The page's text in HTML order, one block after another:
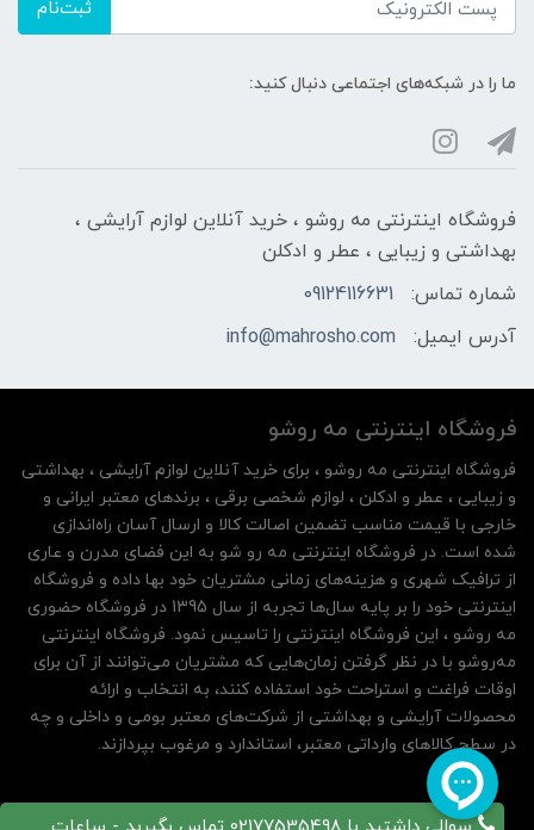
ثبت‌نام
ما را در شبکه‌های اجتماعی دنبال کنید:
فروشگاه اینترنتی مه‌ رو‌شو ، خرید آنلاین لوازم آرایشی ،
بهداشتی و زیبایی ، عطر و ادکلن
شماره تماس:
09124116631
آدرس ایمیل:
info@mahrosho.com
فروشگاه اینترنتی مه‌ رو‌شو
فروشگاه اینترنتی مه‌ رو‌شو ، برای خرید آنلاین لوازم آرایشی ، بهداشتی
و زیبایی ، عطر و ادکلن ، لوازم شخصی برقی ، برندهای معتبر ایرانی و
خارجی با قیمت مناسب تضمین اصالت کالا و ارسال آسان راه‌اندازی
شده است. در فروشگاه اینترنتی مه رو شو به این فضای مدرن و عاری
از ترافیک شهری و هزینه‌های زمانی مشتریان خود بها داده و فروشگاه
اینترنتی خود را بر پایه سال‌ها تجربه از سال 1395 در فروشگاه حضوری
مه روشو ، این فروشگاه اینترنتی را تاسیس نمود. فروشگاه اینترنتی
مه‌رو‌شو با در نظر گرفتن زمان‌هایی که مشتریان می‌توانند از آن‌ برای
اوقات فراغت و استراحت خود استفاده کنند، به انتخاب و ارائه
محصولات آرایشی و بهداشتی از شرکت‌های معتبر بومی و داخلی و چه
در سطح کالاهای وارداتی معتبر، استاندارد و مرغوب بپردازند.